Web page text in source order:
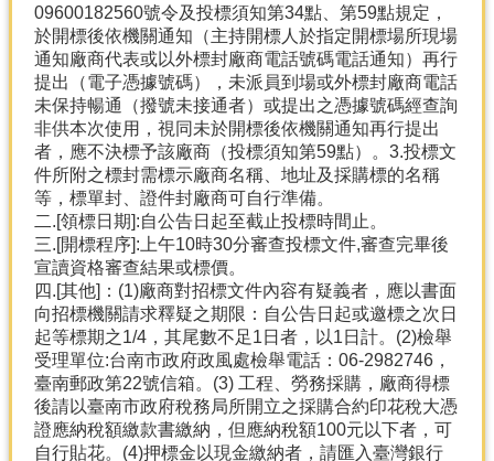
09600182560號令及投標須知第34點、第59點規定，
於開標後依機關通知（主持開標人於指定開標場所現場
通知廠商代表或以外標封廠商電話號碼電話通知）再行
提出（電子憑據號碼），未派員到場或外標封廠商電話
未保持暢通（撥號未接通者）或提出之憑據號碼經查詢
非供本次使用，視同未於開標後依機關通知再行提出
者，應不決標予該廠商（投標須知第59點）。3.投標文
件所附之標封需標示廠商名稱、地址及採購標的名稱
等，標單封、證件封廠商可自行準備。
二.[領標日期]:自公告日起至截止投標時間止。
三.[開標程序]:上午10時30分審查投標文件,審查完畢後
宣讀資格審查結果或標價。
四.[其他]：(1)廠商對招標文件內容有疑義者，應以書面
向招標機關請求釋疑之期限：自公告日起或邀標之次日
起等標期之1/4，其尾數不足1日者，以1日計。(2)檢舉
受理單位:台南市政府政風處檢舉電話：06-2982746，
臺南郵政第22號信箱。(3) 工程、勞務採購，廠商得標
後請以臺南市政府稅務局所開立之採購合約印花稅大憑
證應納稅額繳款書繳納，但應納稅額100元以下者，可
自行貼花。(4)押標金以現金繳納者，請匯入臺灣銀行